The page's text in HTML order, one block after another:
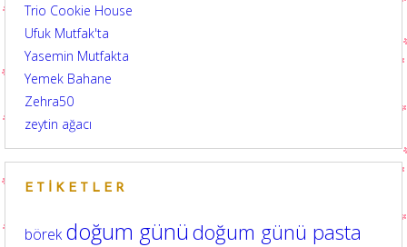
Trio Cookie House
Ufuk Mutfak'ta
Yasemin Mutfakta
Yemek Bahane
Zehra50
zeytin ağacı
ETIKETLER
börek doğum günüdoğum günü pasta